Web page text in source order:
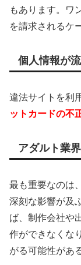
もあります。ワ
を請求されるケ
個人情報が
違法サイトを利
ットカードの不
アダルト業
最も重要なのは
深刻な影響が及
ば、制作会社や
作ができなくな
がる可能性があ